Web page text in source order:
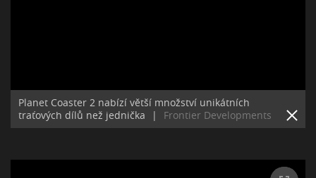
Planet Coaster 2 nabízí větší množství unikátních
traťových dílů než jednička
| Frontier Developments